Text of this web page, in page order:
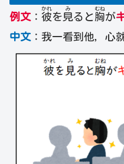
例文 ： 彼
かれ
を見
み
ると胸
むね
が
中文 ：我一看到他，心